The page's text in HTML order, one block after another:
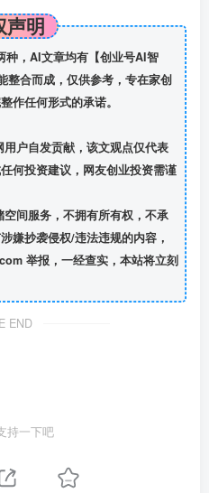
声明
种，AI文章均有【创业号AI智
整合而成，仅供参考，专在家创
作任何形式的承诺。
户自发贡献，该文观点仅代表
何投资建议，网友创业投资需谨
间服务，不拥有所有权，不承
嫌抄袭侵权/违法违规的内容，
举报，一经查实，本站将立刻
END
持一下吧